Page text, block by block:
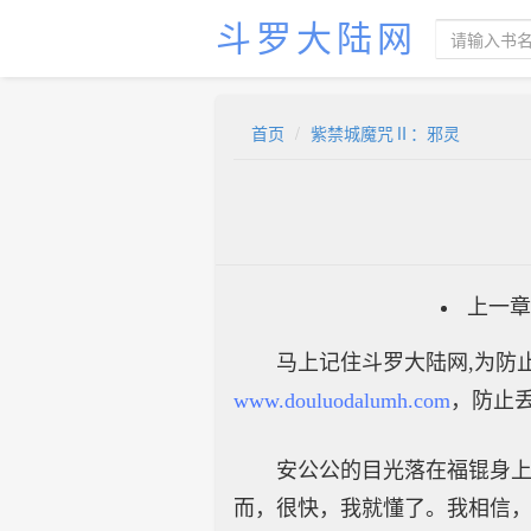
斗罗大陆网
首页 紫禁城魔咒Ⅱ：邪灵
上一
马上记住斗罗大陆网,为防
www.douluodalumh.com，防止
安公公的目光落在福锟身
而，很快，我就懂了。我相信